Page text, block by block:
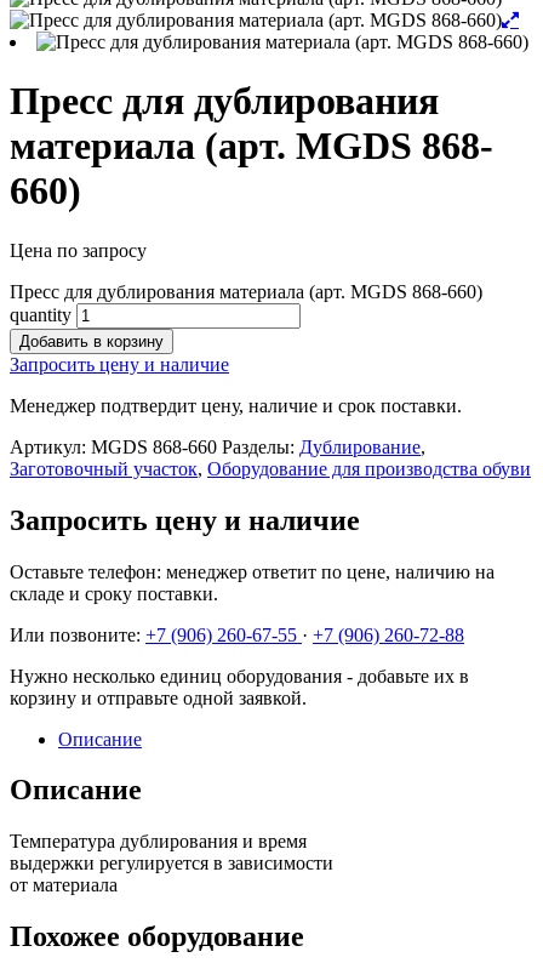
Пресс для дублирования
материала (арт. MGDS 868-
660)
Цена по запросу
Пресс для дублирования материала (арт. MGDS 868-660)
quantity
Добавить в корзину
Запросить цену и наличие
Менеджер подтвердит цену, наличие и срок поставки.
Артикул: MGDS 868-660 Разделы: Дублирование,
Заготовочный участок, Оборудование для производства обуви
Запросить цену и наличие
Оставьте телефон: менеджер ответит по цене, наличию на
складе и сроку поставки.
Или позвоните: +7 (906) 260-67-55 · +7 (906) 260-72-88
Нужно несколько единиц оборудования - добавьте их в
корзину и отправьте одной заявкой.
Описание
Описание
Температура дублирования и время
выдержки регулируется в зависимости
от материала
Похожее оборудование